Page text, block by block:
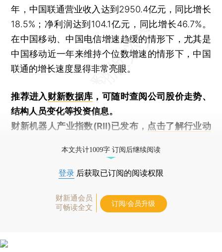
年，中国联通营业收入达到2950.4亿元，同比增长
18.5%；净利润达到104.1亿元，同比增长46.7%。
在中国移动、中国电信增速趋缓的情形下，尤其是
中国移动近一年来维持个位数增速的情形下，中国
联通的增长速度显得非常亮眼。
推荐进入财新数据库 ，可随时查阅公司股价走势、
结构人员变化等投资信息。
财新机器人产业指数(RII)已发布， 点击了解行业动
本文共计1009字 订阅后继续阅读
登录 后获取已订阅的阅读权限
财新通会员
可畅读全文
订阅/会员升级